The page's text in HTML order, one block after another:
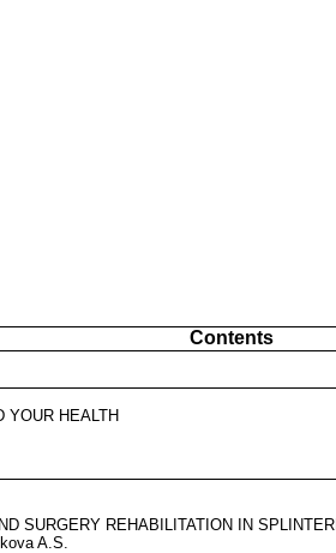
Contents
YOUR HEALTH
SURGERY REHABILITATION IN
A.S.